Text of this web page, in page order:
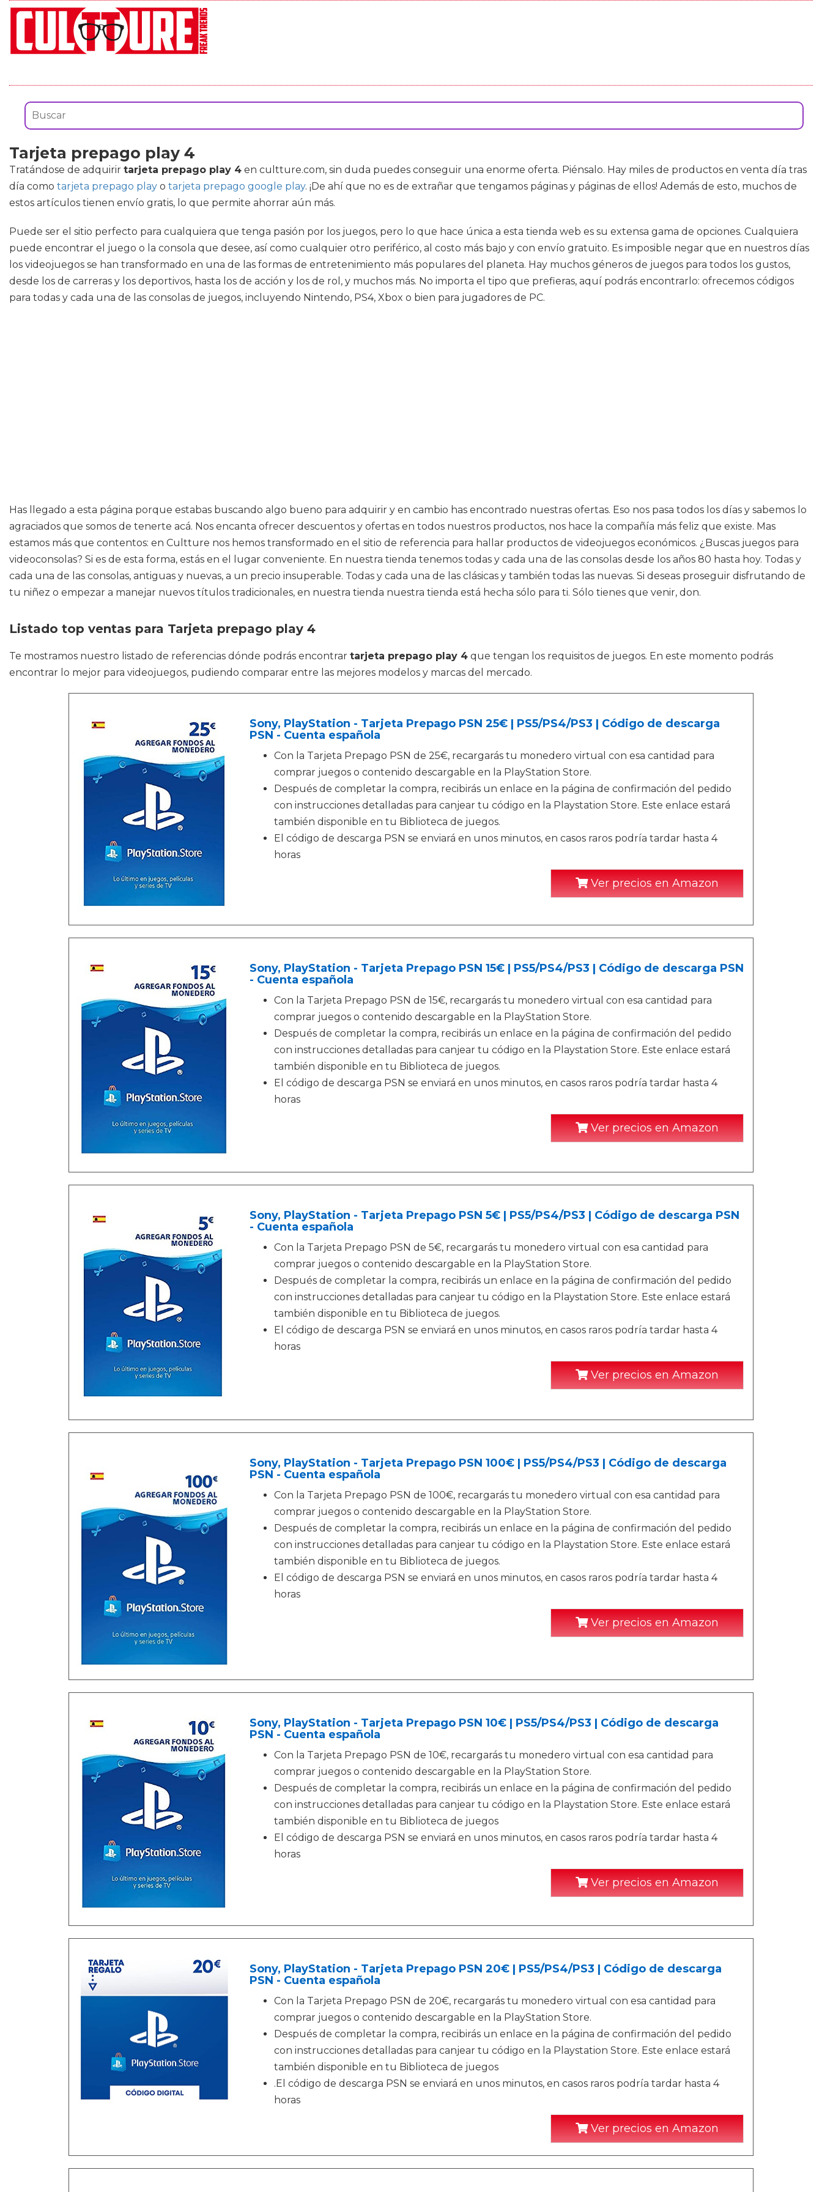
Tarjeta prepago play 4
Tratándose de adquirir tarjeta prepago play 4 en cultture.com, sin duda puedes conseguir una enorme oferta. Piénsalo. Hay miles de productos en venta día tras
día como tarjeta prepago play o tarjeta prepago google play. ¡De ahí que no es de extrañar que tengamos páginas y páginas de ellos! Además de esto, muchos de
estos artículos tienen envío gratis, lo que permite ahorrar aún más.
Puede ser el sitio perfecto para cualquiera que tenga pasión por los juegos, pero lo que hace única a esta tienda web es su extensa gama de opciones. Cualquiera
puede encontrar el juego o la consola que desee, así como cualquier otro periférico, al costo más bajo y con envío gratuito. Es imposible negar que en nuestros días
los videojuegos se han transformado en una de las formas de entretenimiento más populares del planeta. Hay muchos géneros de juegos para todos los gustos,
desde los de carreras y los deportivos, hasta los de acción y los de rol, y muchos más. No importa el tipo que prefieras, aquí podrás encontrarlo: ofrecemos códigos
para todas y cada una de las consolas de juegos, incluyendo Nintendo, PS4, Xbox o bien para jugadores de PC.
Has llegado a esta página porque estabas buscando algo bueno para adquirir y en cambio has encontrado nuestras ofertas. Eso nos pasa todos los días y sabemos lo
agraciados que somos de tenerte acá. Nos encanta ofrecer descuentos y ofertas en todos nuestros productos, nos hace la compañía más feliz que existe. Mas
estamos más que contentos: en Cultture nos hemos transformado en el sitio de referencia para hallar productos de videojuegos económicos. ¿Buscas juegos para
videoconsolas? Si es de esta forma, estás en el lugar conveniente. En nuestra tienda tenemos todas y cada una de las consolas desde los años 80 hasta hoy. Todas y
cada una de las consolas, antiguas y nuevas, a un precio insuperable. Todas y cada una de las clásicas y también todas las nuevas. Si deseas proseguir disfrutando de
tu niñez o empezar a manejar nuevos títulos tradicionales, en nuestra tienda nuestra tienda está hecha sólo para ti. Sólo tienes que venir, don.
Listado top ventas para Tarjeta prepago play 4
Te mostramos nuestro listado de referencias dónde podrás encontrar tarjeta prepago play 4 que tengan los requisitos de juegos. En este momento podrás
encontrar lo mejor para videojuegos, pudiendo comparar entre las mejores modelos y marcas del mercado.
Sony, PlayStation - Tarjeta Prepago PSN 25€ | PS5/PS4/PS3 | Código de descarga
PSN - Cuenta española
Con la Tarjeta Prepago PSN de 25€, recargarás tu monedero virtual con esa cantidad para
comprar juegos o contenido descargable en la PlayStation Store.
Después de completar la compra, recibirás un enlace en la página de confirmación del pedido
con instrucciones detalladas para canjear tu código en la Playstation Store. Este enlace estará
también disponible en tu Biblioteca de juegos.
El código de descarga PSN se enviará en unos minutos, en casos raros podría tardar hasta 4
horas
Ver precios en Amazon
Sony, PlayStation - Tarjeta Prepago PSN 15€ | PS5/PS4/PS3 | Código de descarga PSN
- Cuenta española
Con la Tarjeta Prepago PSN de 15€, recargarás tu monedero virtual con esa cantidad para
comprar juegos o contenido descargable en la PlayStation Store.
Después de completar la compra, recibirás un enlace en la página de confirmación del pedido
con instrucciones detalladas para canjear tu código en la Playstation Store. Este enlace estará
también disponible en tu Biblioteca de juegos.
El código de descarga PSN se enviará en unos minutos, en casos raros podría tardar hasta 4
horas
Ver precios en Amazon
Sony, PlayStation - Tarjeta Prepago PSN 5€ | PS5/PS4/PS3 | Código de descarga PSN
- Cuenta española
Con la Tarjeta Prepago PSN de 5€, recargarás tu monedero virtual con esa cantidad para
comprar juegos o contenido descargable en la PlayStation Store.
Después de completar la compra, recibirás un enlace en la página de confirmación del pedido
con instrucciones detalladas para canjear tu código en la Playstation Store. Este enlace estará
también disponible en tu Biblioteca de juegos.
El código de descarga PSN se enviará en unos minutos, en casos raros podría tardar hasta 4
horas
Ver precios en Amazon
Sony, PlayStation - Tarjeta Prepago PSN 100€ | PS5/PS4/PS3 | Código de descarga
PSN - Cuenta española
Con la Tarjeta Prepago PSN de 100€, recargarás tu monedero virtual con esa cantidad para
comprar juegos o contenido descargable en la PlayStation Store.
Después de completar la compra, recibirás un enlace en la página de confirmación del pedido
con instrucciones detalladas para canjear tu código en la Playstation Store. Este enlace estará
también disponible en tu Biblioteca de juegos.
El código de descarga PSN se enviará en unos minutos, en casos raros podría tardar hasta 4
horas
Ver precios en Amazon
Sony, PlayStation - Tarjeta Prepago PSN 10€ | PS5/PS4/PS3 | Código de descarga
PSN - Cuenta española
Con la Tarjeta Prepago PSN de 10€, recargarás tu monedero virtual con esa cantidad para
comprar juegos o contenido descargable en la PlayStation Store.
Después de completar la compra, recibirás un enlace en la página de confirmación del pedido
con instrucciones detalladas para canjear tu código en la Playstation Store. Este enlace estará
también disponible en tu Biblioteca de juegos
El código de descarga PSN se enviará en unos minutos, en casos raros podría tardar hasta 4
horas
Ver precios en Amazon
Sony, PlayStation - Tarjeta Prepago PSN 20€ | PS5/PS4/PS3 | Código de descarga
PSN - Cuenta española
Con la Tarjeta Prepago PSN de 20€, recargarás tu monedero virtual con esa cantidad para
comprar juegos o contenido descargable en la PlayStation Store.
Después de completar la compra, recibirás un enlace en la página de confirmación del pedido
con instrucciones detalladas para canjear tu código en la Playstation Store. Este enlace estará
también disponible en tu Biblioteca de juegos
.El código de descarga PSN se enviará en unos minutos, en casos raros podría tardar hasta 4
horas
Ver precios en Amazon